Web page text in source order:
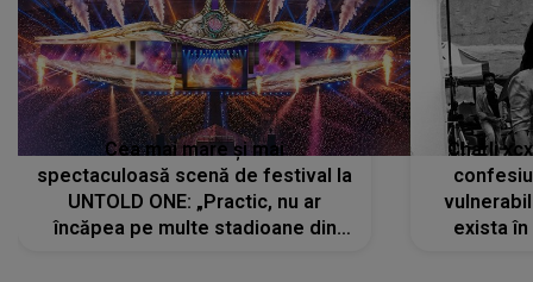
Cea mai mare și mai
spectaculoasă scenă de festival la
UNTOLD ONE: „Practic, nu ar
încăpea pe multe stadioane din
Charli
exista